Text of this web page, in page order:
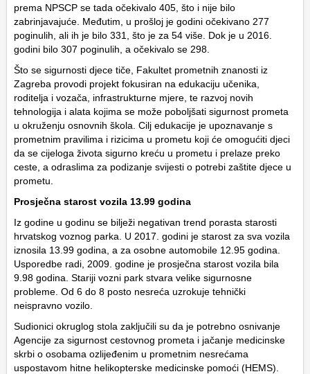
prema NPSCP se tada očekivalo 405, što i nije bilo
zabrinjavajuće. Međutim, u prošloj je godini očekivano 277
poginulih, ali ih je bilo 331, što je za 54 više. Dok je u 2016.
godini bilo 307 poginulih, a očekivalo se 298.
Što se sigurnosti djece tiče, Fakultet prometnih znanosti iz
Zagreba provodi projekt fokusiran na edukaciju učenika,
roditelja i vozača, infrastrukturne mjere, te razvoj novih
tehnologija i alata kojima se može poboljšati sigurnost prometa
u okruženju osnovnih škola. Cilj edukacije je upoznavanje s
prometnim pravilima i rizicima u prometu koji će omogućiti djeci
da se cijeloga života sigurno kreću u prometu i prelaze preko
ceste, a odraslima za podizanje svijesti o potrebi zaštite djece u
prometu.
Prosječna starost vozila 13.99 godina
Iz godine u godinu se bilježi negativan trend porasta starosti
hrvatskog voznog parka. U 2017. godini je starost za sva vozila
iznosila 13.99 godina, a za osobne automobile 12.95 godina.
Usporedbe radi, 2009. godine je prosječna starost vozila bila
9.98 godina. Stariji vozni park stvara velike sigurnosne
probleme. Od 6 do 8 posto nesreća uzrokuje tehnički
neispravno vozilo.
Sudionici okruglog stola zaključili su da je potrebno osnivanje
Agencije za sigurnost cestovnog prometa i jačanje medicinske
skrbi o osobama ozlijeđenim u prometnim nesrećama
uspostavom hitne helikopterske medicinske pomoći (HEMS).